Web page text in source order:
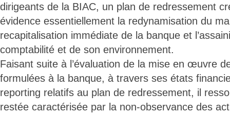
dirigeants de la BIAC, un plan de redressement
évidence essentiellement la redynamisation du
recapitalisation immédiate de la banque et
comptabilité et de son environnement.
Faisant suite à l’évaluation de la mise en œuvre
formulées à la banque, à travers ses états
reporting relatifs au plan de redressement, il
restée caractérisée par la non-observance des